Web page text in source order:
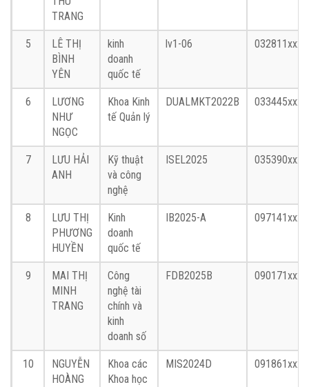
TRANG
5
LÊ THỊ
BÌNH
YÊN
kinh
doanh
quốc tế
lv1-06 032811xxxx
6
LƯƠNG
NHƯ
NGỌC
Khoa Kinh
tế Quản lý
DUALMKT2022B 033445xxxx
7
LƯU HẢI
ANH
Kỹ thuật
và công
nghệ
ISEL2025 035390xxxx
8
LƯU THỊ
PHƯƠNG
HUYỀN
Kinh
doanh
quốc tế
IB2025-A 097141xxxx
9
MAI THỊ
MINH
TRANG
Công
nghệ tài
chính và
kinh
doanh số
FDB2025B 090171xxxx
10
NGUYỄN
HOÀNG
Khoa các
Khoa học
MIS2024D 091861xxxx